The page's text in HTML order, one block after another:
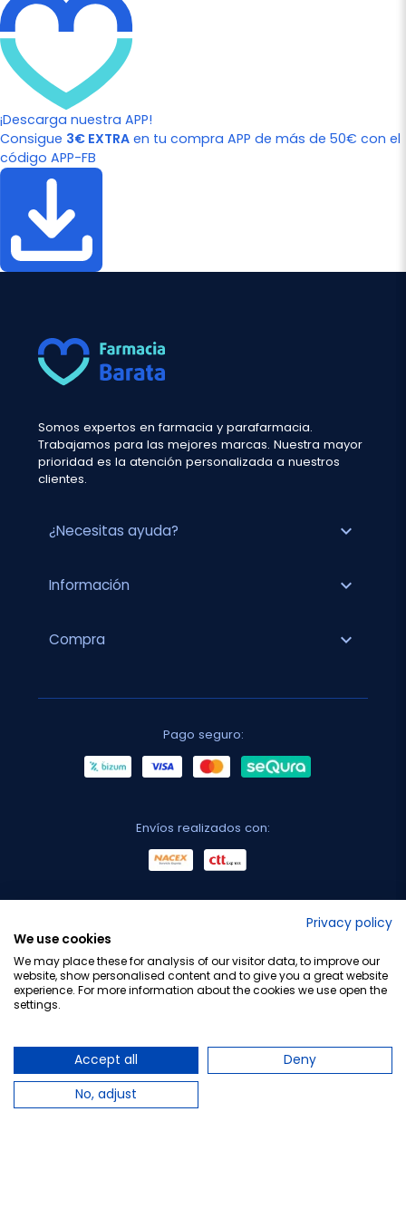
¡Descarga nuestra APP!
Consigue 3€ EXTRA en tu compra APP de más de 50€ con el
código APP-FB
Somos expertos en farmacia y parafarmacia.
Trabajamos para las mejores marcas. Nuestra mayor
prioridad es la atención personalizada a nuestros
clientes.
¿Necesitas ayuda? expand_more
Información expand_more
Compra expand_more
Pago seguro:
Envíos realizados con:
Privacy policy
We use cookies
We may place these for analysis of our visitor data, to improve our
website, show personalised content and to give you a great website
experience. For more information about the cookies we use open the
settings.
Accept all
Deny
No, adjust